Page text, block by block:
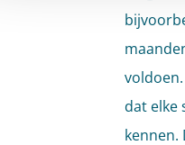
dat elke
kennen.